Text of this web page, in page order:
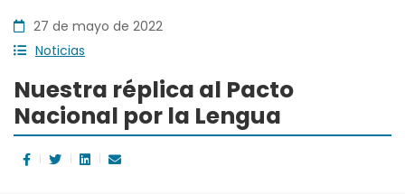
27 de mayo de 2022
Noticias
Nuestra réplica al Pacto
Nacional por la Lengua